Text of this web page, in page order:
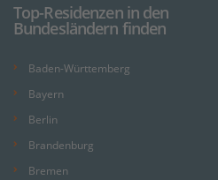
Top-Residenzen in den
Bundesländern finden
Baden-Württemberg
Bayern
Berlin
Brandenburg
Bremen